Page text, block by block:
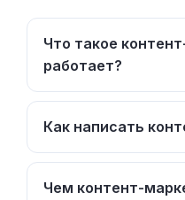
Что такое
работает?
Как написать
Чем контент-